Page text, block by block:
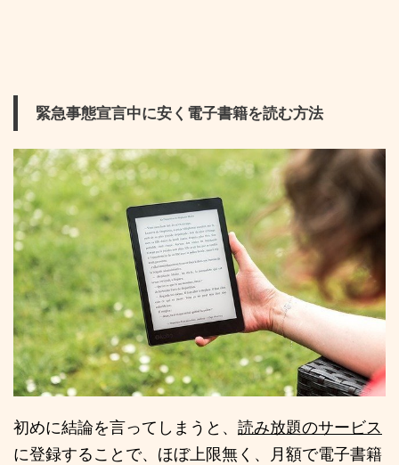
緊急事態宣言中に安く電子書籍を読む方法
初めに結論を言ってしまうと、 読み放題のサービス
に登録することで、ほぼ上限無く、月額で電子書籍